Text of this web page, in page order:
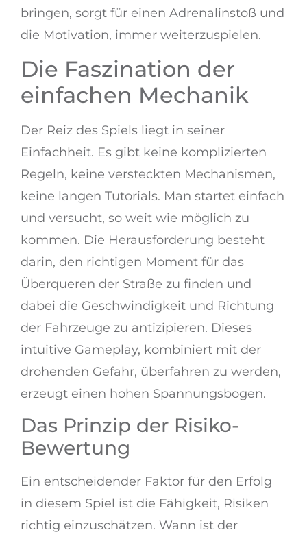
bringen, sorgt für einen Adrenalinstoß und
die Motivation, immer weiterzuspielen.
Die Faszination der
einfachen Mechanik
Der Reiz des Spiels liegt in seiner
Einfachheit. Es gibt keine komplizierten
Regeln, keine versteckten Mechanismen,
keine langen Tutorials. Man startet einfach
und versucht, so weit wie möglich zu
kommen. Die Herausforderung besteht
darin, den richtigen Moment für das
Überqueren der Straße zu finden und
dabei die Geschwindigkeit und Richtung
der Fahrzeuge zu antizipieren. Dieses
intuitive Gameplay, kombiniert mit der
drohenden Gefahr, überfahren zu werden,
erzeugt einen hohen Spannungsbogen.
Das Prinzip der Risiko-
Bewertung
Ein entscheidender Faktor für den Erfolg
in diesem Spiel ist die Fähigkeit, Risiken
richtig einzuschätzen. Wann ist der